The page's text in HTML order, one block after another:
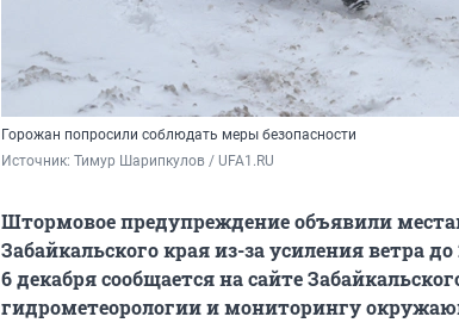
Горожан попросили соблюдать меры безопасности
Источник: Тимур Шарипкулов / UFA1.RU
Штормовое предупреждение объявили
Забайкальского края из-за усиления ветра
6 декабря сообщается на сайте
гидрометеорологии и мониторингу